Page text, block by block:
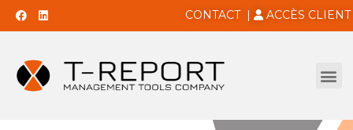
CONTACT| ACCÈS CLIENT